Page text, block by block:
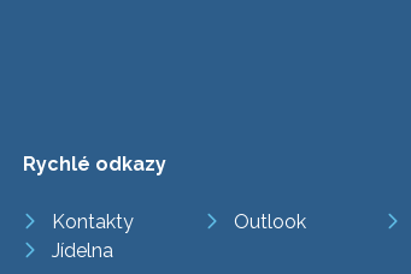
Rychlé odkazy
Kontakty Outlook
Jídelna